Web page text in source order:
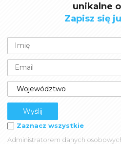
unikalne
Zapisz się
Zaznacz wszystkie
Administratorem danych